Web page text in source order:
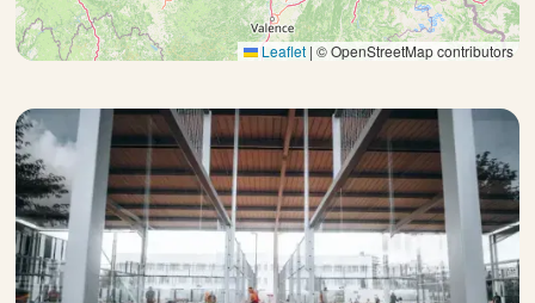
Leaflet | © OpenStreetMap contributors